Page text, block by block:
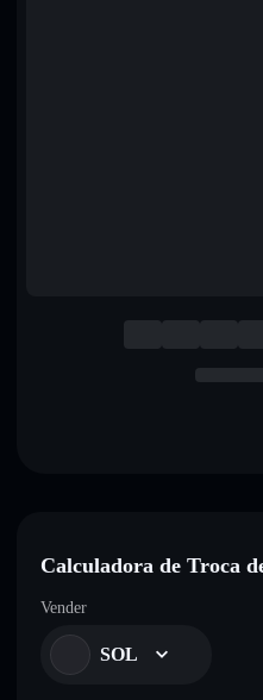
Calculadora de Troca
Vender
SOL